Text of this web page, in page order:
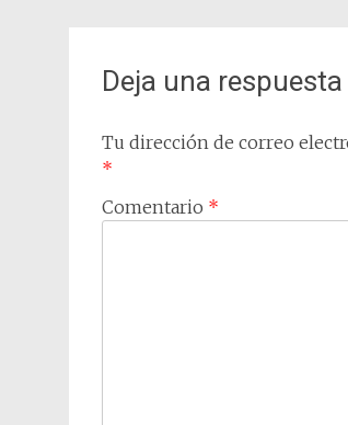
Deja una respuesta
Tu dirección de correo
*
Comentario *